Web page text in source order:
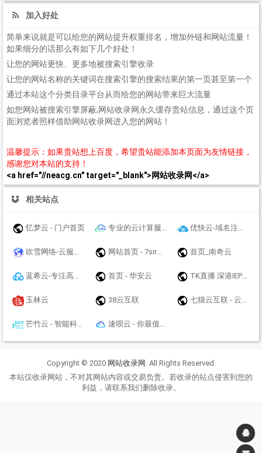
加入好处
简单来说就是可以给您的网站提升权重排名，增加外链和网站流量！
如果细分的话那么有如下几个好处！
让您的网站更快、更多地被搜索引擎收录
让您的网站名称的关键词在搜索引擎的搜索结果的第一页甚至第一个
通过本站这个分类目录平台从而给您的网站带来巨大流量
如您网站被搜索引擎屏蔽,网站收录网永久缓存贵站信息，通过这个页
面浏览者照样借助网站收录网进入您的网站！
温馨提示：如果贵站想上百度，希望贵站能添加本页面为友情链接，
感谢您对本站的支持！
<a href="//neacg.cn" target="_blank">网站收录网</a>
相关站点
忆梦云 - 门户首页 专业的云计算服务及云解决方案提供商_益华云 优快云-域名注册,云服务器,商标注册等互联网基础业务服务商 - 优快云
吹雪网络-云服务器-高防云服务器-BGP服务器-高防服务器租用-海外云服务器-物理机-裸金属服务器 网站首页 - 7sir云计算 首页_南奇云
蓝希云-专注高性价比简单好用的云计算产品-青云互联 首页 - 华安云 TK直播 深港IEPL专线流量转发
玉林云 38云互联 七猫云互联 - 云服务器_挂机宝_虚拟主机业务提供商
芒竹云 - 智能科技 放眼未来 速呗云 - 你最值得信任的云上主机商
Copyright © 2020 网站收录网 . All Rights Reserved.
本站仅收录网站，不对其网站内容或交易负责。若收录的站点侵害到您的
利益，请联系我们删除收录。